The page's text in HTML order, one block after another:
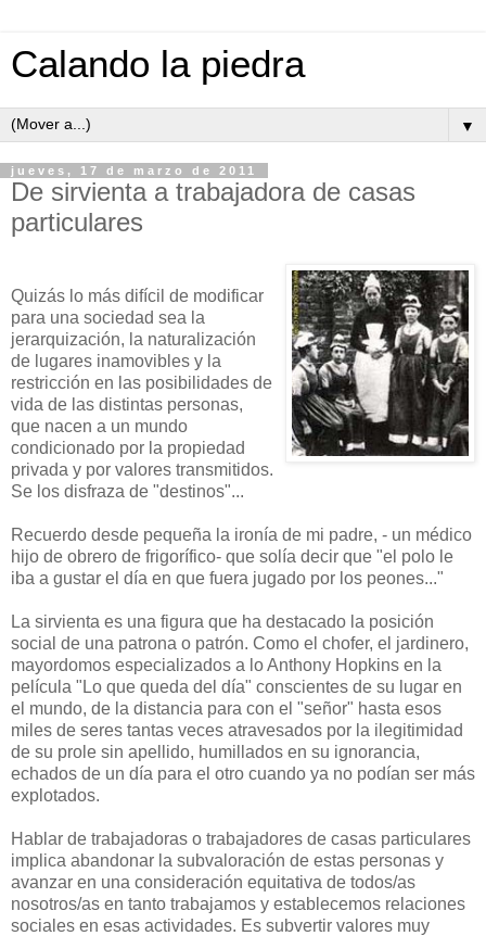
Calando la piedra
▼
jueves, 17 de marzo de 2011
De sirvienta a trabajadora de casas
particulares
Quizás lo más difícil de modificar
para una sociedad sea la
jerarquización, la naturalización
de lugares inamovibles y la
restricción en las posibilidades de
vida de las distintas personas,
que nacen a un mundo
condicionado por la propiedad
privada y por valores transmitidos.
Se los disfraza de "destinos"...
Recuerdo desde pequeña la ironía de mi padre, - un médico
hijo de obrero de frigorífico- que solía decir que "el polo le
iba a gustar el día en que fuera jugado por los peones..."
La sirvienta es una figura que ha destacado la posición
social de una patrona o patrón. Como el chofer, el jardinero,
mayordomos especializados a lo Anthony Hopkins en la
película "Lo que queda del día" conscientes de su lugar en
el mundo, de la distancia para con el "señor" hasta esos
miles de seres tantas veces atravesados por la ilegitimidad
de su prole sin apellido, humillados en su ignorancia,
echados de un día para el otro cuando ya no podían ser más
explotados.
Hablar de trabajadoras o trabajadores de casas particulares
implica abandonar la subvaloración de estas personas y
avanzar en una consideración equitativa de todos/as
nosotros/as en tanto trabajamos y establecemos relaciones
sociales en esas actividades. Es subvertir valores muy